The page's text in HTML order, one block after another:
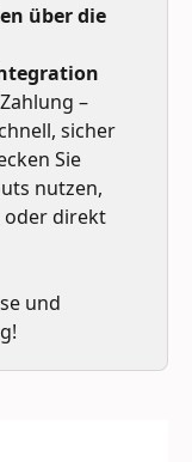
über die
–
sicher
Sie
nutzen,
oder direkt
und